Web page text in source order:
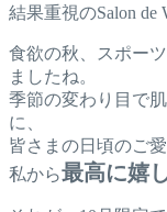
結果重視のSalon de
食欲の秋、スポー
ましたね。
季節の変わり目で
に、
皆さまの日頃のご
私から最高に嬉